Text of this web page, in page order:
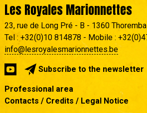
Les Royales Marionnettes
23, rue de Long Pré - B - 1360
Tel : +32(0)10 814878 - Mobile :
info@lesroyalesmarionnettes.be
Subscribe to the newsletter
Professional area
Contacts / Credits / Legal Notice